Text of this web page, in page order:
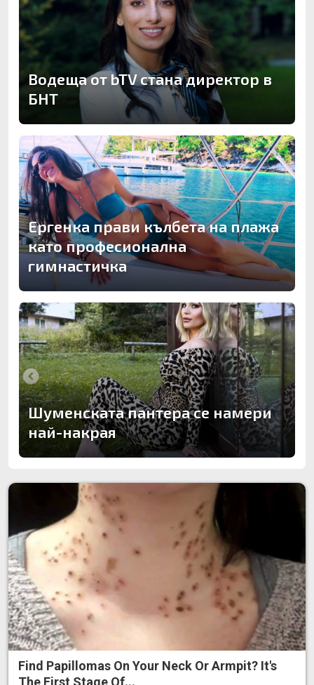
Водеща от bTV стана директор в
БНТ
Ергенка прави кълбета на плажа
като професионална
гимнастичка
Шуменската пантера се намери
най-накрая
Find Papillomas On Your Neck Or Armpit? It's
The First Stage Of...